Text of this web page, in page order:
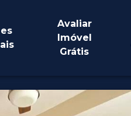
Avaliar
Imóvel
Grátis